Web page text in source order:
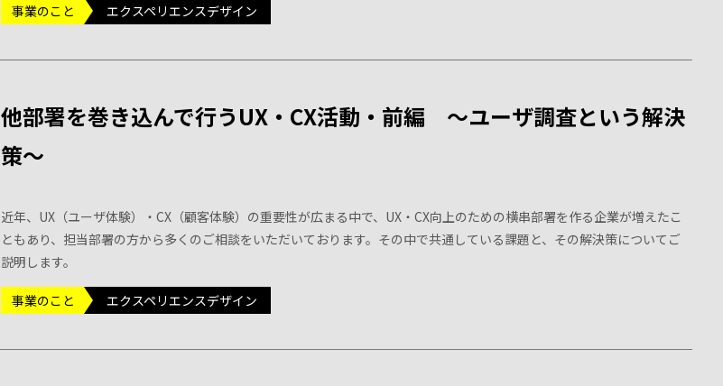
事業のこと エクスペリエンスデザイン
他部署を巻き込んで行うUX・CX活動・前編 〜ユーザ調査という解決
策〜
近年、UX（ユーザ体験）・CX（顧客体験）の重要性が広まる中で、UX・CX向上のための横串部署を作る企業が増えたこ
ともあり、担当部署の方から多くのご相談をいただいております。その中で共通している課題と、その解決策についてご
説明します。
事業のこと エクスペリエンスデザイン